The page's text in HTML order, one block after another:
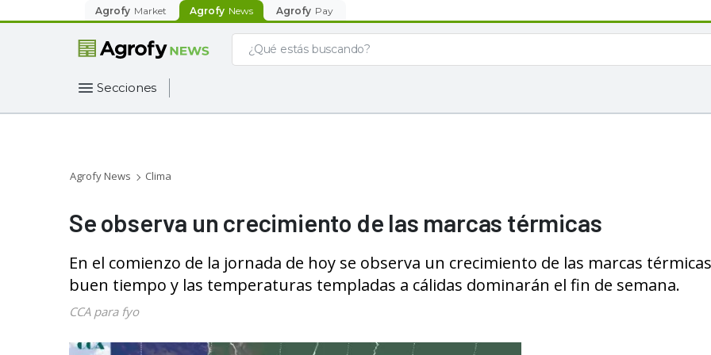
Agrofy Market Agrofy News Agrofy Pay
Secciones
Agrofy News Clima
Se observa un crecimiento de las marcas térmicas
En el comienzo de la jornada de hoy se observa un crecimiento de las marcas
buen tiempo y las temperaturas templadas a cálidas dominarán el fin de semana.
CCA para fyo